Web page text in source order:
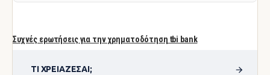
Συχνές ερωτήσεις για την χρηματοδότηση tbi bank
ΤΙ ΧΡΕΙΆΖΕΣΑΙ;